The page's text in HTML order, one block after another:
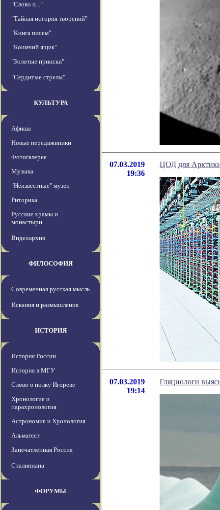
"Слово о..."
"Тайная история творений"
"Книга писем"
"Кошачий ящик"
"Золотые прииски"
"Сердитые стрелы"
КУЛЬТУРА
Афиша
Новые передвжиники
Фотогалерея
Музыка
"Неизвестные" музеи
Риторика
Русские храмы и
монастыри
Видеоархив
ФИЛОСОФИЯ
Современная русская мысль
Искания и размышления
ИСТОРИЯ
История России
История в МГУ
Слово о полку Игореве
Хронология и
парахронология
Астрономия и Хронология
Альмагест
Запечатленная Россия
Сталиниана
ФОРУМЫ
07.03.2019
19:36
ЦОД для
07.03.2019
19:14
Гляциологи